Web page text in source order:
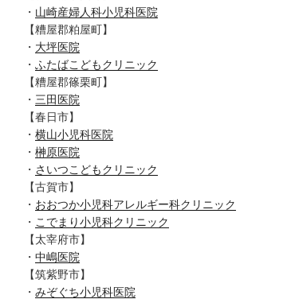
・ 山崎産婦人科小児科医院
【糟屋郡粕屋町】
・ 大坪医院
・ ふたばこどもクリニック
【糟屋郡篠栗町】
・ 三田医院
【春日市】
・ 横山小児科医院
・ 榊原医院
・ さいつこどもクリニック
【古賀市】
・ おおつか小児科アレルギー科クリニック
・ こでまり小児科クリニック
【太宰府市】
・ 中嶋医院
【筑紫野市】
・ みぞぐち小児科医院